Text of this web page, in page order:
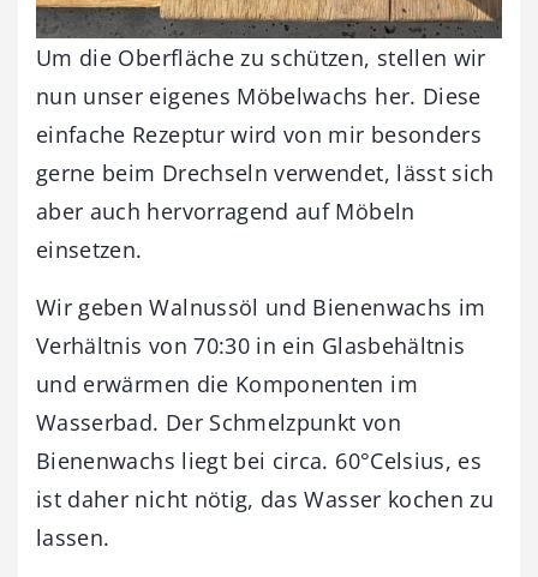
Um die Oberfläche zu schützen, stellen wir
nun unser eigenes Möbelwachs her. Diese
einfache Rezeptur wird von mir besonders
gerne beim Drechseln verwendet, lässt sich
aber auch hervorragend auf Möbeln
einsetzen.
Wir geben Walnussöl und Bienenwachs im
Verhältnis von 70:30 in ein Glasbehältnis
und erwärmen die Komponenten im
Wasserbad. Der Schmelzpunkt von
Bienenwachs liegt bei circa. 60°Celsius, es
ist daher nicht nötig, das Wasser kochen zu
lassen.